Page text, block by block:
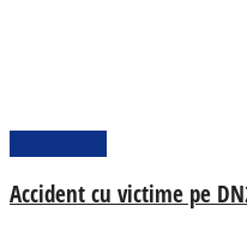
Accident cu victime pe